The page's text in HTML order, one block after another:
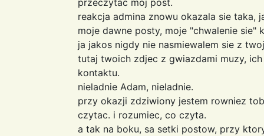
reakcja admina znowu okazala sie taka,
moje dawne posty, moje "chwalenie sie"
ja jakos nigdy nie nasmiewalem sie z
tutaj twoich zdjec z gwiazdami muzy,
kontaktu.
nieladnie Adam, nieladnie.
przy okazji zdziwiony jestem rowniez
czytac. i rozumiec, co czyta.
a tak na boku, sa setki postow, przy